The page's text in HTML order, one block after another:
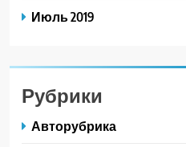
Июль 2019
Рубрики
Авторубрика